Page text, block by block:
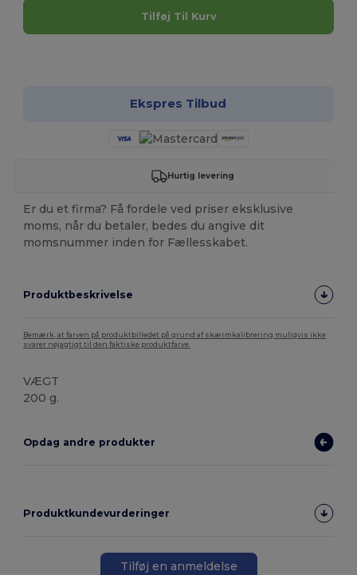
Tilføj Til Kurv
Ekspres Tilbud
Hurtig levering
Er du et firma? Få fordele ved priser eksklusive
moms, når du betaler, bedes du angive dit
momsnummer inden for Fællesskabet.
Produktbeskrivelse
Bemærk, at farven på produktbilledet på grund af skærmkalibrering muligvis ikke
svarer nøjagtigt til den faktiske produktfarve.
VÆGT
200 g.
Opdag andre produkter
Produktkundevurderinger
Tilføj en anmeldelse